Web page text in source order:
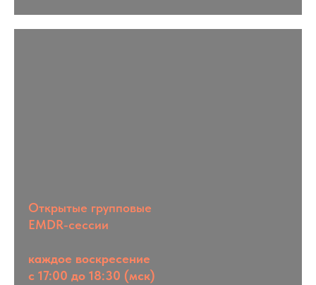
Открытые групповые
EMDR-сессии
каждое воскресение
с 17:00 до 18:30 (мск)